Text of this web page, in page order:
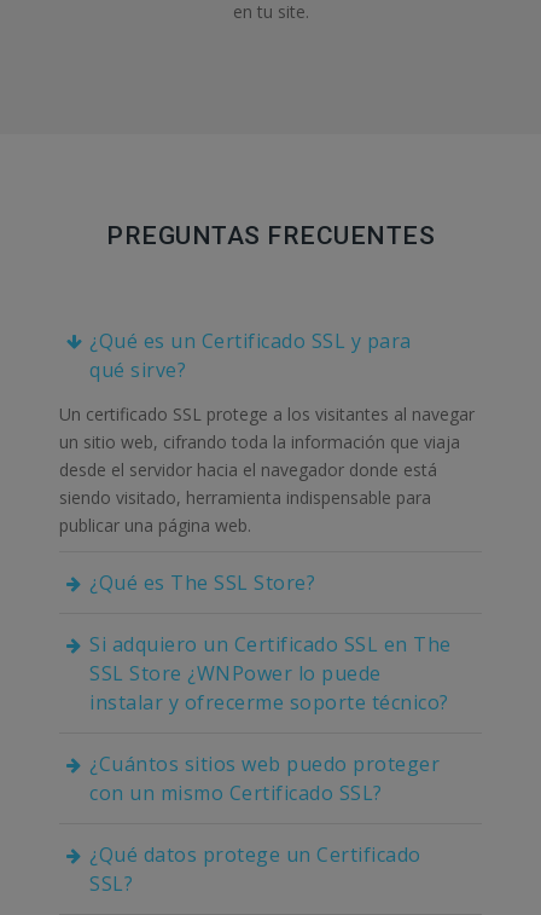
en tu site.
PREGUNTAS FRECUENTES
¿Qué es un Certificado SSL y para
qué sirve?
Un certificado SSL protege a los visitantes al navegar
un sitio web, cifrando toda la información que viaja
desde el servidor hacia el navegador donde está
siendo visitado, herramienta indispensable para
publicar una página web.
¿Qué es The SSL Store?
Si adquiero un Certificado SSL en The
SSL Store ¿WNPower lo puede
instalar y ofrecerme soporte técnico?
¿Cuántos sitios web puedo proteger
con un mismo Certificado SSL?
¿Qué datos protege un Certificado
SSL?